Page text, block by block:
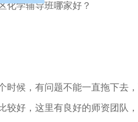
化学辅导班哪家好？
候，有问题不能一直拖下去
较好，这里有良好的师资团队